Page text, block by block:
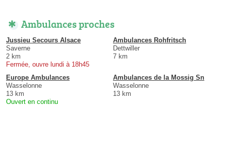
Ambulances proches
Jussieu Secours Alsace
Saverne
2 km
Fermée, ouvre lundi à 18h45
Ambulances Rohfritsch
Dettwiller
7 km
Europe Ambulances
Wasselonne
13 km
Ouvert en continu
Ambulances de la Mossig Sn
Wasselonne
13 km